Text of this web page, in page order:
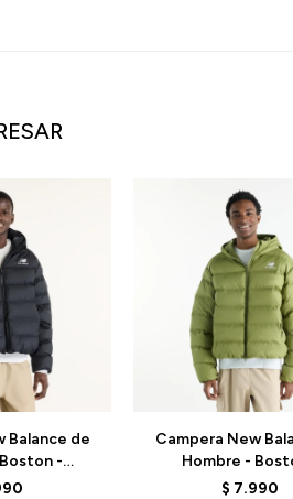
Balance de
-
- BLACK
Campera New
Hombre -
MJ62G17OGEE -
$ 7.990